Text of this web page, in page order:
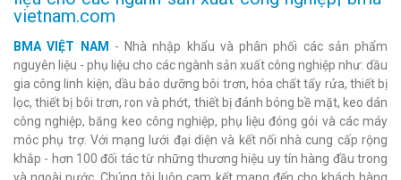
vietnam.com
BMA VIỆT NAM
- Nhà nhập khẩu và phân phối các sản phẩm
nguyên liệu - phụ liệu cho các ngành sản xuất công nghiệp như: dầu
gia công linh kiện, dầu bảo dưỡng bôi trơn, hóa chất tẩy rửa, thiết bị
lọc, thiết bị bôi trơn, ron và phớt, thiết bị đánh bóng bề mặt, keo dán
công nghiệp, băng keo công nghiệp, phụ liệu đóng gói và các máy
móc phụ trợ. Với mạng lưới đại diện và kết nối nhà cung cấp rộng
khắp - hơn 100 đối tác từ những thương hiệu uy tín hàng đầu trong